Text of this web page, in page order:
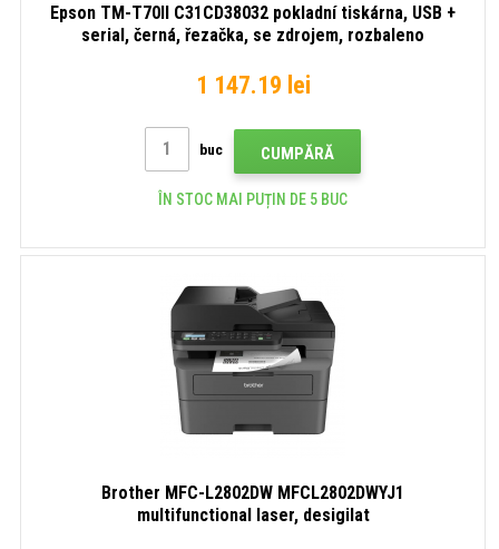
Epson TM-T70II C31CD38032 pokladní tiskárna, USB +
serial, černá, řezačka, se zdrojem, rozbaleno
1 147.19 lei
buc CUMPĂRĂ
ÎN STOC MAI PUȚIN DE 5 BUC
Brother MFC-L2802DW MFCL2802DWYJ1
multifunctional laser, desigilat